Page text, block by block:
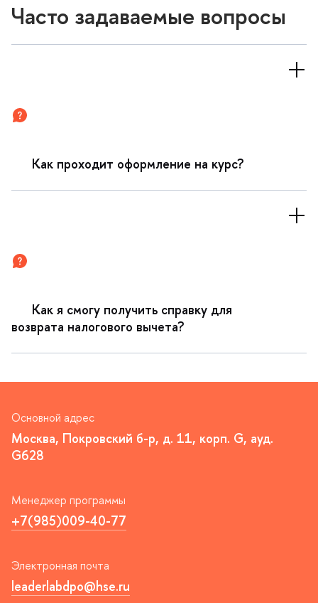
Часто задаваемые вопросы
Как проходит оформление на курс?
Как я смогу получить справку для
озврата налогового вычета?
Основной адрес
Москва, Покровский б-р, д. 11, корп. G, ауд.
G628
Менеджер программы
+7(985)009-40-77
Электронная почта
leaderlabdpo@hse.ru